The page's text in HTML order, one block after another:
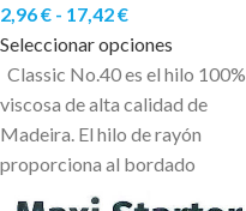
2,96€ - 17,42€
Seleccionar opciones
Classic No.40 es el hilo 100%
viscosa de alta calidad de
Madeira. El hilo de rayón
proporciona al bordado